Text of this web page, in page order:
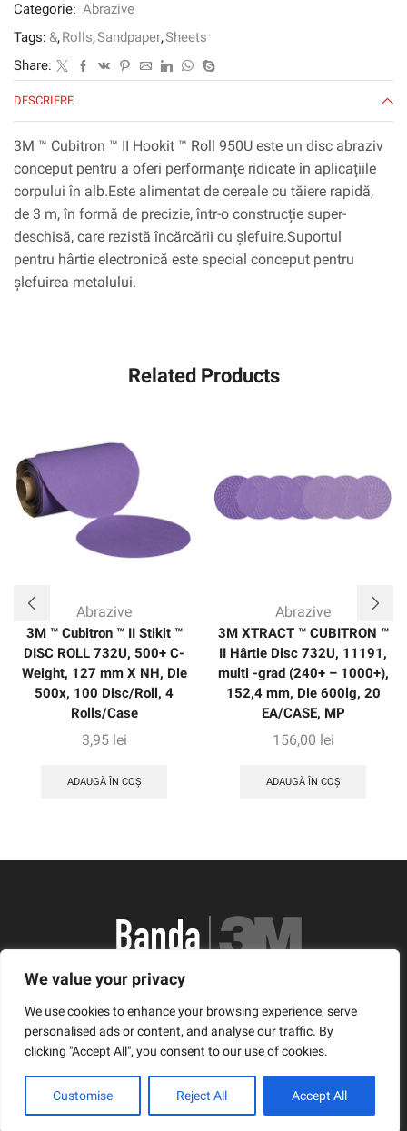
We value your privacy
We use cookies to enhance your browsing experience, serve
personalised ads or content, and analyse our traffic. By
clicking "Accept All", you consent to our use of cookies.
Customise Reject All Accept All
m
Categorie: Abrazive
Tags: &,Rolls,Sandpaper,Sheets
Share:
DESCRIERE
3M ™ Cubitron ™ II Hookit ™ Roll 950U este un disc abraziv
conceput pentru a oferi performanțe ridicate în aplicațiile
corpului în alb.Este alimentat de cereale cu tăiere rapidă,
de 3 m, în formă de precizie, într-o construcție super-
deschisă, care rezistă încărcării cu șlefuire.Suportul
pentru hârtie electronică este special conceput pentru
șlefuirea metalului.
Related Products
Abrazive
3M ™ Cubitron ™ II Stikit ™
DISC ROLL 732U, 500+ C-
Weight, 127 mm X NH, Die
500x, 100 Disc/Roll, 4
Rolls/Case
3,95 lei
ADAUGĂ ÎN COȘ
Abrazive
3M XTRACT ™ CUBITRON ™
II Hârtie Disc 732U, 11191,
multi -grad (240+ – 1000+),
152,4 mm, Die 600lg, 20
EA/CASE, MP
156,00 lei
ADAUGĂ ÎN COȘ
România, Arad, Calea Timisorii, Nr. 11
© Copyright 2021 | Banda3M.ro
Facebook
TwitterInstagram